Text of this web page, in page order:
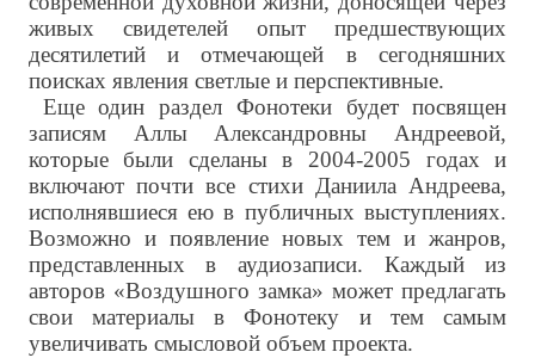
живых свидетелей опыт предшествующих
десятилетий и отмечающей в сегодняшних
поисках явления светлые и перспективные.
Еще один раздел Фонотеки будет посвящен
записям Аллы Александровны Андреевой,
которые были сделаны в 2004-2005 годах и
включают почти все стихи Даниила Андреева,
исполнявшиеся ею в публичных выступлениях.
Возможно и появление новых тем и жанров,
представленных в аудиозаписи. Каждый из
авторов «Воздушного замка» может предлагать
свои материалы в Фонотеку и тем самым
увеличивать смысловой объем проекта.